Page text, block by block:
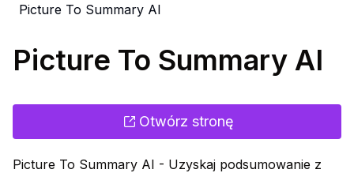
Picture To Summary AI
Picture To Summary AI
Otwórz stronę
Picture To Summary AI - Uzyskaj podsumowanie z